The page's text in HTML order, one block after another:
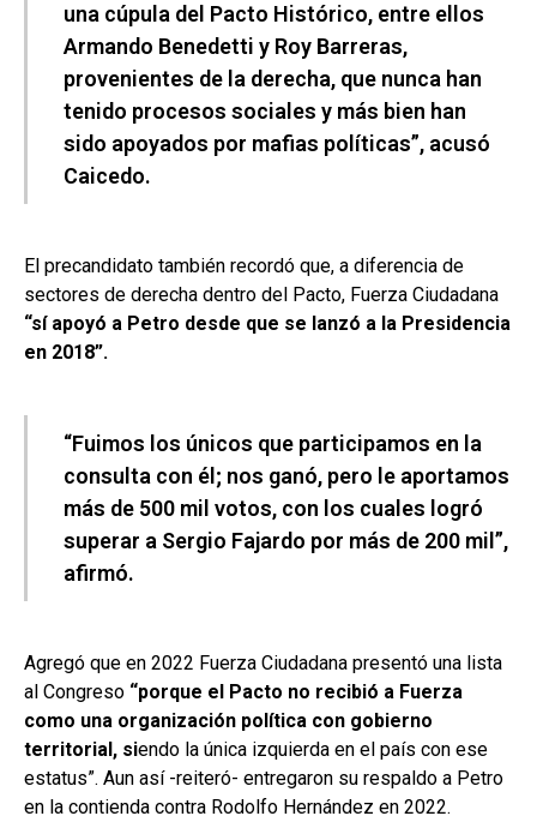
una cúpula del Pacto Histórico, entre ellos
Armando Benedetti y Roy Barreras,
provenientes de la derecha, que nunca han
tenido procesos sociales y más bien han
sido apoyados por mafias políticas”, acusó
Caicedo.
El precandidato también recordó que, a diferencia de
sectores de derecha dentro del Pacto, Fuerza Ciudadana
“sí apoyó a Petro desde que se lanzó a la Presidencia
en 2018”.
“Fuimos los únicos que participamos en la
consulta con él; nos ganó, pero le aportamos
más de 500 mil votos, con los cuales logró
superar a Sergio Fajardo por más de 200 mil”,
afirmó.
Agregó que en 2022 Fuerza Ciudadana presentó una lista
al Congreso “porque el Pacto no recibió a Fuerza
como una organización política con gobierno
territorial, siendo la única izquierda en el país con ese
estatus”. Aun así -reiteró- entregaron su respaldo a Petro
en la contienda contra Rodolfo Hernández en 2022.